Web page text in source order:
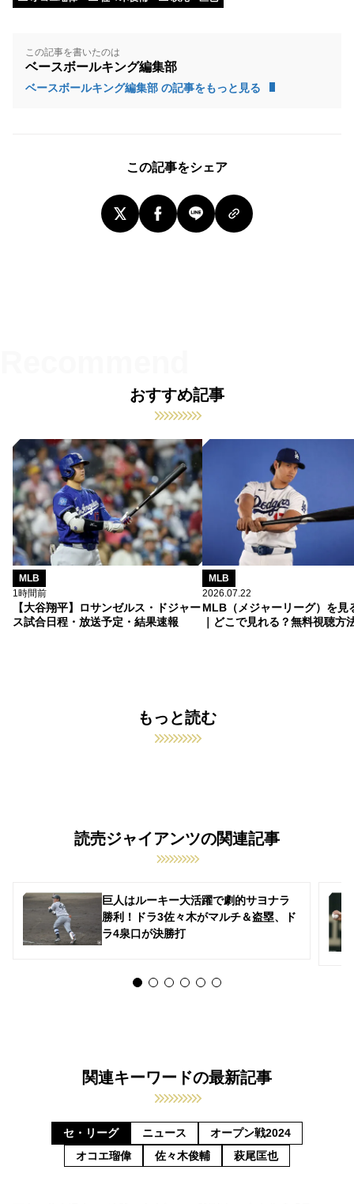
この記事を書いたのは
ベースボールキング編集部
ベースボールキング編集部 の記事をもっと見る
この記事をシェア
おすすめ記事
MLB
1時間前
【大谷翔平】ロサンゼルス・ドジャー
ス試合日程・放送予定・結果速報
MLB
2026.07.22
MLB（メジャーリーグ）を見
｜どこで見れる？無料視聴方
もっと読む
読売ジャイアンツの関連記事
巨人はルーキー大活躍で劇的サヨナラ
勝利！ドラ3佐々木がマルチ＆盗塁、ド
ラ4泉口が決勝打
関連キーワードの最新記事
セ・リーグ ニュース
オープン戦2024
オコエ瑠偉
佐々木俊輔 萩尾匡也